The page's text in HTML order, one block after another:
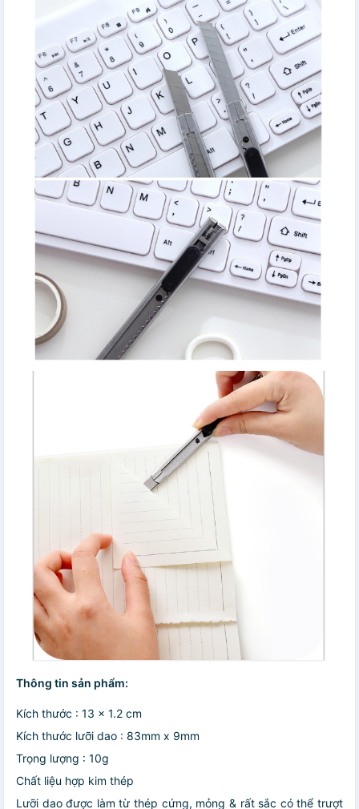
Thông tin sản phẩm:
Kích thước : 13 x 1.2 cm
Kích thước lưỡi dao : 83mm x 9mm
Trọng lượng : 10g
Chất liệu hợp kim thép
Lưỡi dao được làm từ thép cứng, mỏng & rất sắc có thể trượt